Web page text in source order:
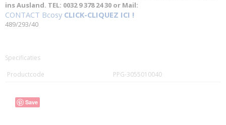
ins Ausland. TEL: 0032 9 378 24 30 or Mail:
CONTACT Bcosy CLICK-CLIQUEZ ICI !
489/293/40
Specificaties
Productcode
PPG-3055010040
Save